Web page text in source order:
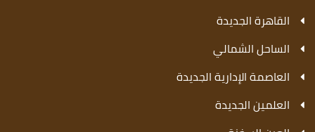
القاهرة الجديدة
الساحل الشمالي
العاصمة الإدارية الجديدة
العلمين الجديدة